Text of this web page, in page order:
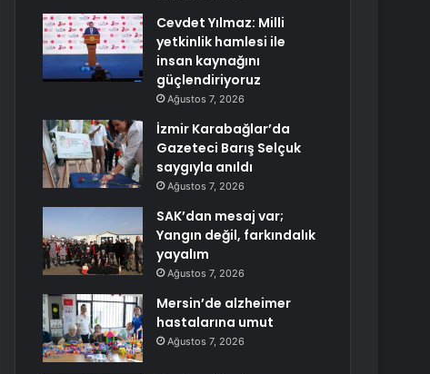
Cevdet Yılmaz: Milli
yetkinlik hamlesi ile
insan kaynağını
güçlendiriyoruz
Ağustos 7, 2026
İzmir Karabağlar’da
Gazeteci Barış Selçuk
saygıyla anıldı
Ağustos 7, 2026
SAK’dan mesaj var;
Yangın değil, farkındalık
yayalım
Ağustos 7, 2026
Mersin’de alzheimer
hastalarına umut
Ağustos 7, 2026